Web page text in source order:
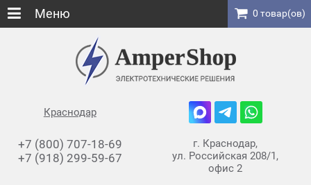
Краснодар
+7 (800) 707-18-69
+7 (918) 299-59-67
г. Краснодар,
ул. Российская 208/1,
офис 2
Меню 0 товар(ов)